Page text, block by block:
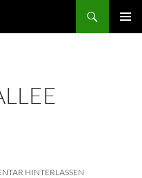
HINTERLASSEN